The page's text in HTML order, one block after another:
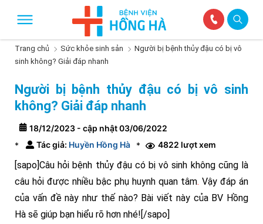
Trang chủ Sức khỏe sinh sản
Người bị bệnh thủy đậu có bị vô
sinh không? Giải đáp nhanh
Người bị bệnh thủy đậu có bị vô sinh
không? Giải đáp nhanh
18/12/2023 - cập nhật 03/06/2022
*
Tác giả: Huyền Hồng Hà * 4822 lượt xem
[sapo]Câu hỏi bệnh thủy đậu có bị vô sinh không cũng là
câu hỏi được nhiều bậc phụ huynh quan tâm. Vậy đáp án
của vấn đề này như thế nào? Bài viết này của BV Hồng
Hà sẽ giúp bạn hiểu rõ hơn nhé![/sapo]